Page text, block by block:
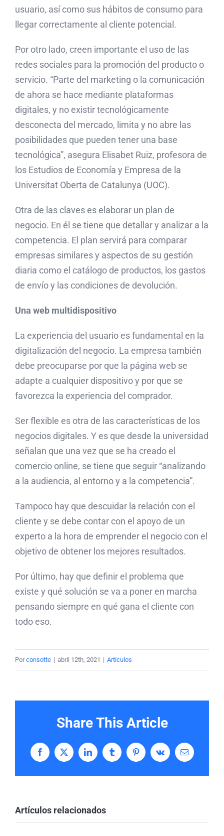
usuario, así como sus hábitos de consumo para
llegar correctamente al cliente potencial.
Por otro lado, creen importante el uso de las
redes sociales para la promoción del producto o
servicio. “Parte del marketing o la comunicación
de ahora se hace mediante plataformas
digitales, y no existir tecnológicamente
desconecta del mercado, limita y no abre las
posibilidades que pueden tener una base
tecnológica”, asegura Elisabet Ruiz, profesora de
los Estudios de Economía y Empresa de la
Universitat Oberta de Catalunya (UOC).
Otra de las claves es elaborar un plan de
negocio. En él se tiene que detallar y analizar a la
competencia. El plan servirá para comparar
empresas similares y aspectos de su gestión
diaria como el catálogo de productos, los gastos
de envío y las condiciones de devolución.
Una web multidispositivo
La experiencia del usuario es fundamental en la
digitalización del negocio. La empresa también
debe preocuparse por que la página web se
adapte a cualquier dispositivo y por que se
favorezca la experiencia del comprador.
Ser flexible es otra de las características de los
negocios digitales. Y es que desde la universidad
señalan que una vez que se ha creado el
comercio online, se tiene que seguir “analizando
a la audiencia, al entorno y a la competencia”.
Tampoco hay que descuidar la relación con el
cliente y se debe contar con el apoyo de un
experto a la hora de emprender el negocio con el
objetivo de obtener los mejores resultados.
Por último, hay que definir el problema que
existe y qué solución se va a poner en marcha
pensando siempre en qué gana el cliente con
todo eso.
Porconsotte | abril 12th, 2021 | Artículos
Share This Article
Facebook
X LinkedInTumblrPinterestVk
Correo
electrónico
Artículos relacionados